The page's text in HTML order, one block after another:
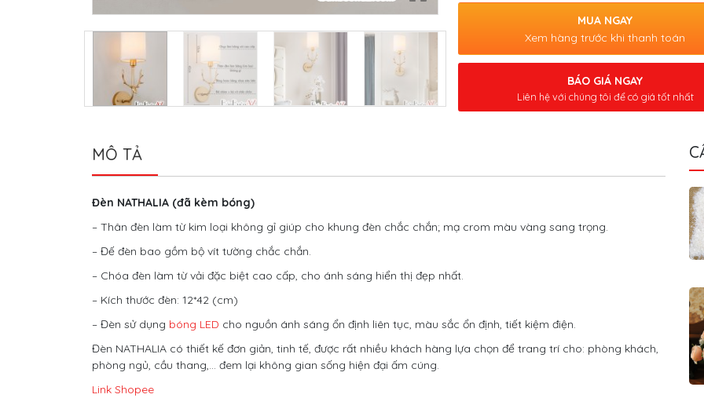
MUA NGAY
Xem hàng trước khi thanh toán
BÁO GIÁ NGAY
Liên hệ với chúng tôi để có giá tốt nhất
MÔ TẢ
Đèn NATHALIA (đã kèm bóng)
– Thân đèn làm từ kim loại không gỉ giúp cho khung đèn chắc chắn; mạ crom màu vàng sang trọng.
– Đế đèn bao gồm bộ vít tường chắc chắn.
– Chóa đèn làm từ vải đặc biệt cao cấp, cho ánh sáng hiển thị đẹp nhất.
– Kích thước đèn: 12*42 (cm)
– Đèn sử dụng bóng LED cho nguồn ánh sáng ổn định liên tục, màu sắc ổn định, tiết kiệm điện.
Đèn NATHALIA có thiết kế đơn giản, tinh tế, được rất nhiều khách hàng lựa chọn để trang trí cho: phòng khách,
phòng ngủ, cầu thang,… đem lại không gian sống hiện đại ấm cúng.
Link Shopee